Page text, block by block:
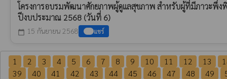
โครงการอบรมพัฒนาศักยภาพผู้ดูแลสุขภาพ สำหรับผู้ที่มีภาวะพึ่ง
ปีงบประมาณ 2568 (วันที่ 6)
calendar_today 15 กันยายน 2568 แชร์
1 2 3 4 5 6 7 8 9 10 11 12 13
39
40 41 42 43 44 45 46 47 48 49